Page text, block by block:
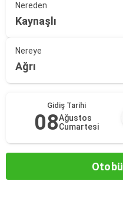
Nereden
Kaynaşlı
Nereye
Ağrı
Gidiş Tarihi
08Ağustos
Cumartesi